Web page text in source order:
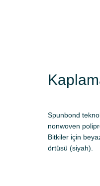
Spunbond
nonwoven
Bitkiler için
örtüsü (siyah).